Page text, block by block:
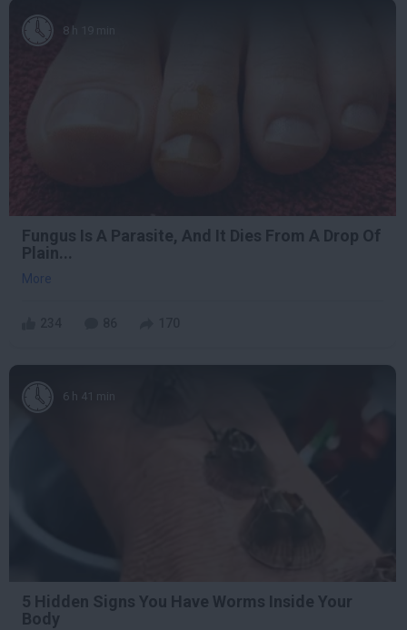
8 h 19 min
Fungus Is A Parasite, And It Dies From A Drop Of
Plain...
More
6 h 41 min
5 Hidden Signs You Have Worms Inside Your
Body